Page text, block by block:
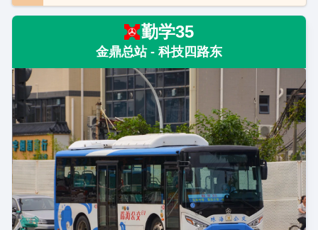
勤学35
金鼎总站 - 科技四路东